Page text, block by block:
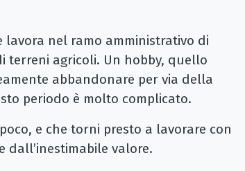
lavora nel ramo amministrativo di
terreni agricoli. Un hobby, quello
abbandonare per via della
periodo è molto complicato.
e che torni presto a lavorare con
valore.